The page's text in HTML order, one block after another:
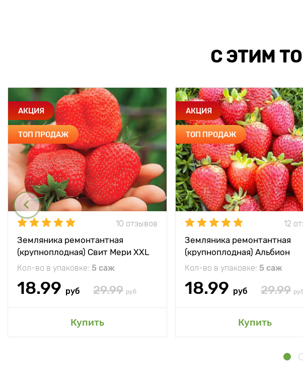
С ЭТИМ
АКЦИЯ
ТОП ПРОДАЖ
10 отзывов
Земляника ремонтантная
(крупноплодная) Свит Мери XXL
Кол-во в упаковке: 5 саж
18.99 руб 29.99 руб
Купить
АКЦИЯ
ТОП ПРОДАЖ
12
Земляника ремонтантная
(крупноплодная) Альбион
Кол-во в упаковке: 5 саж
18.99 руб 29.99
Купить